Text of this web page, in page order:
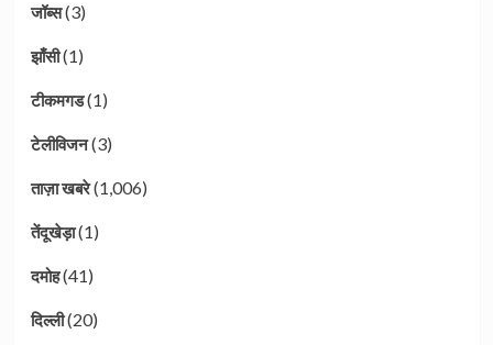
जॉब्स(3)
झाँसी(1)
टीकमगड(1)
टेलीविजन(3)
ताज़ा खबरे(1,006)
तेंदूखेड़ा(1)
दमोह(41)
दिल्ली(20)